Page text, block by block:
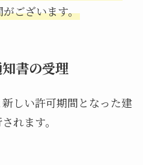
ございます。
書の受理
しい許可期間となった建
れます。